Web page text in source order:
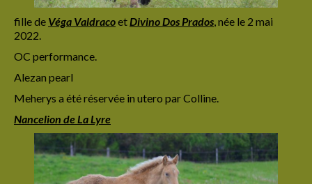
fille de Véga ValdracoetDivino Dos Prados,née le 2 mai
2022.
OC performance.
Alezan pearl
Meherys a été réservée in utero par Colline.
Nancelion de La Lyre